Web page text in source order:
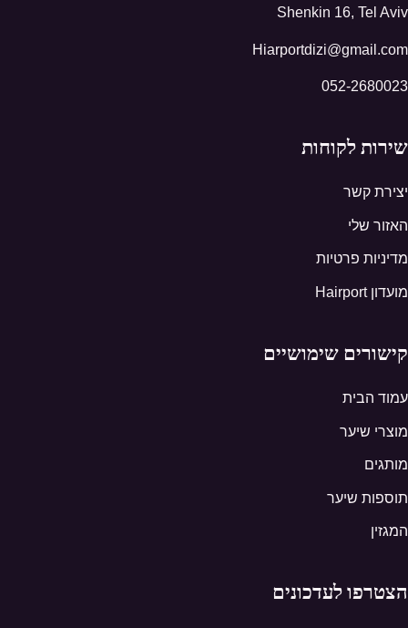
Shenkin 16, Tel Aviv
Hiarportdizi@gmail.com
052-2680023
שירות לקוחות
יצירת קשר
האזור שלי
מדיניות פרטיות
מועדון Hairport
קישורים שימושיים
עמוד הבית
מוצרי שיער
מותגים
תוספות שיער
המגזין
הצטרפו לעדכונים